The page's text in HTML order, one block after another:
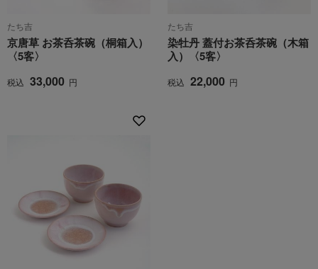
たち吉
京唐草 お茶呑茶碗（桐箱入）
〈5客〉
税込 33,000 円
たち吉
染牡丹 蓋付お茶呑茶碗（木箱
入）〈5客〉
税込 22,000 円